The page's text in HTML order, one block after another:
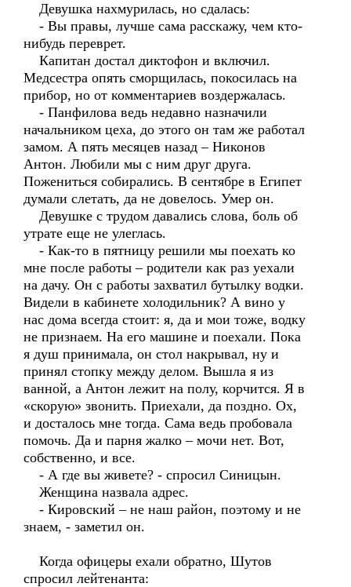
Девушка нахмурилась, но сдалась:
- Вы правы, лучше сама расскажу, чем кто-
нибудь переврет.
Капитан достал диктофон и включил.
Медсестра опять сморщилась, покосилась на
прибор, но от комментариев воздержалась.
- Панфилова ведь недавно назначили
начальником цеха, до этого он там же работал
замом. А пять месяцев назад – Никонов
Антон. Любили мы с ним друг друга.
Пожениться собирались. В сентябре в Египет
думали слетать, да не довелось. Умер он.
Девушке с трудом давались слова, боль об
утрате еще не улеглась.
- Как-то в пятницу решили мы поехать ко
мне после работы – родители как раз уехали
на дачу. Он с работы захватил бутылку водки.
Видели в кабинете холодильник? А вино у
нас дома всегда стоит: я, да и мои тоже, водку
не признаем. На его машине и поехали. Пока
я душ принимала, он стол накрывал, ну и
принял стопку между делом. Вышла я из
ванной, а Антон лежит на полу, корчится. Я в
«скорую» звонить. Приехали, да поздно. Ох,
и досталось мне тогда. Сама ведь пробовала
помочь. Да и парня жалко – мочи нет. Вот,
собственно, и все.
- А где вы живете? - спросил Синицын.
Женщина назвала адрес.
- Кировский – не наш район, поэтому и не
знаем, - заметил он.
Когда офицеры ехали обратно, Шутов
спросил лейтенанта: